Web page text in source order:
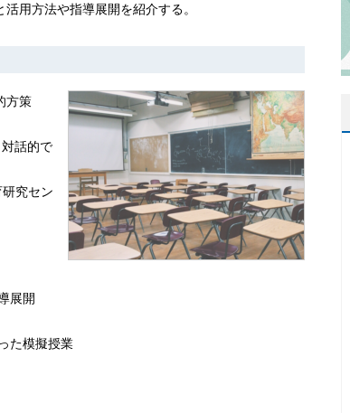
用方法や指導展開を紹介する。
方策
話的で
究セン
展開
た模擬授業